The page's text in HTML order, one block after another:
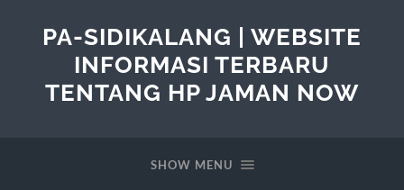
PA-SIDIKALANG | WEBSITE
INFORMASI TERBARU
TENTANG HP JAMAN NOW
SHOW MENU